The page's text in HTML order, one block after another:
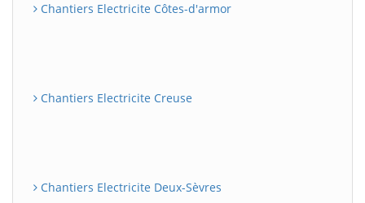
Chantiers Electricite Côtes-d'armor
Chantiers Electricite Creuse
Chantiers Electricite Deux-Sèvres